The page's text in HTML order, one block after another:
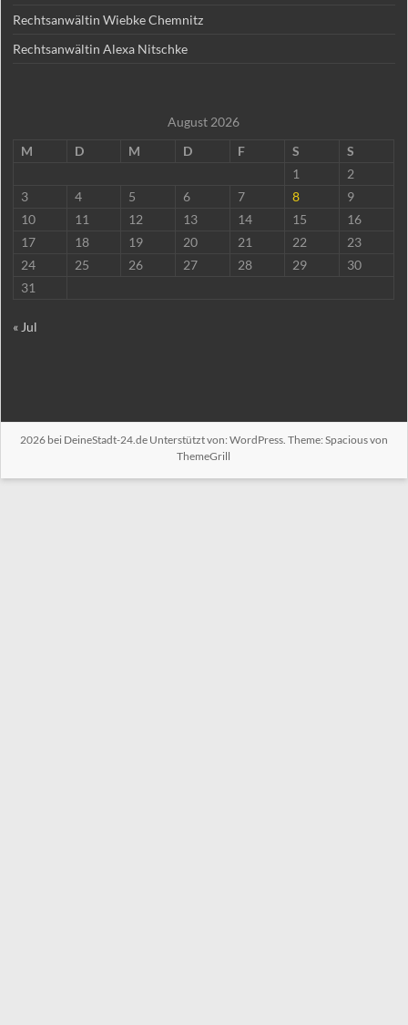
Rechtsanwältin Wiebke Chemnitz
Rechtsanwältin Alexa Nitschke
August 2026
M
D M D F S
S
1
2
3
4 5 6 7 8
9
10
11 12 13 14 15
16
17
18 19 20 21 22
23
24
25 26 27 28 29
30
31
« Jul
2026 bei DeineStadt-24.deUnterstützt von: WordPress. Theme: Spacious von
ThemeGrill